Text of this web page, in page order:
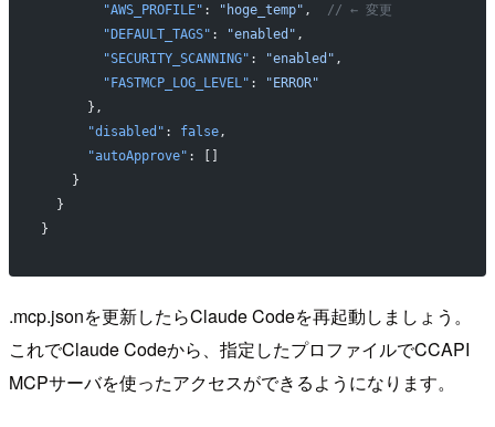
        "AWS_PROFILE"
: "hoge_temp" , // ← 変更
        "DEFAULT_TAGS"
: "enabled" ,
        "SECURITY_SCANNING"
: "enabled" ,
        "FASTMCP_LOG_LEVEL"
:
"ERROR"
      },
      "disabled"
: false,
      "autoApprove"
: []
    }
  }
}
.mcp.jsonを更新したらClaude Codeを再起動しましょう。
これでClaude Codeから、指定したプロファイルでCCAPI
MCPサーバを使ったアクセスができるようになります。